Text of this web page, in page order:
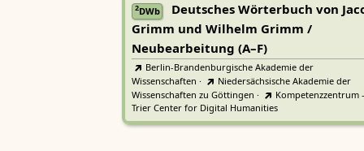
2DWb
Deutsches Wörterbuch von
Grimm und Wilhelm Grimm /
Neubearbeitung (A–F)
Berlin-Brandenburgische Akademie der
Wissenschaften ·
Niedersächsische Akademie der
Wissenschaften zu Göttingen ·
Kompetenzzentrum -
Trier Center for Digital Humanities